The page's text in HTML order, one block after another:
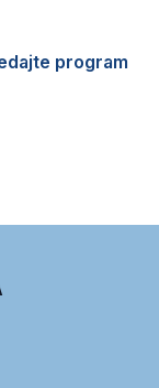
program